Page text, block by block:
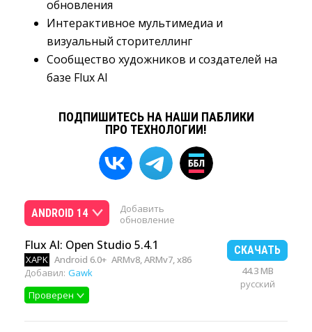
обновления
Интерактивное мультимедиа и
визуальный сторителлинг
Сообщество художников и создателей на
базе Flux AI
ПОДПИШИТЕСЬ НА НАШИ ПАБЛИКИ
ПРО ТЕХНОЛОГИИ!
ANDROID 14
Добавить
обновление
Flux AI: Open Studio 5.4.1
XAPK Android 6.0+ ARMv8, ARMv7, x86
Добавил: Gawk
Проверен
СКАЧАТЬ
44.3 MB
русский